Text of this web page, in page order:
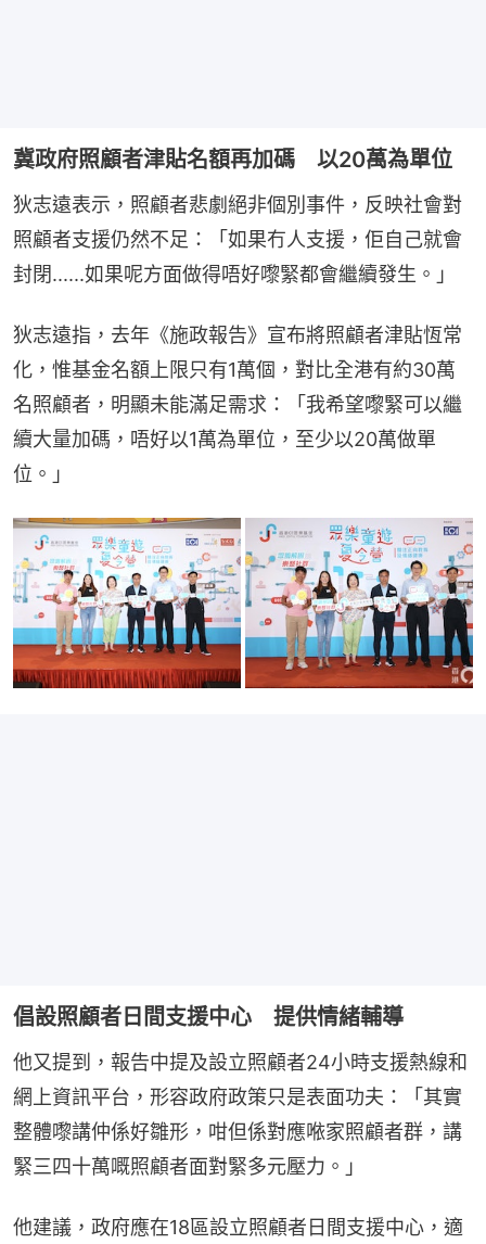
冀政府照顧者津貼名額再加碼 以20萬為單位
狄志遠表示，照顧者悲劇絕非個別事件，反映社會對
照顧者支援仍然不足：「如果冇人支援，佢自己就會
封閉......如果呢方面做得唔好嚟緊都會繼續發生。」
狄志遠指，去年《施政報告》宣布將照顧者津貼恆常
化，惟基金名額上限只有1萬個，對比全港有約30萬
名照顧者，明顯未能滿足需求：「我希望嚟緊可以繼
續大量加碼，唔好以1萬為單位，至少以20萬做單
位。」
倡設照顧者日間支援中心 提供情緒輔導
他又提到，報告中提及設立照顧者24小時支援熱線和
網上資訊平台，形容政府政策只是表面功夫：「其實
整體嚟講仲係好雛形，咁但係對應𠵱家照顧者群，講
緊三四十萬嘅照顧者面對緊多元壓力。」
他建議，政府應在18區設立照顧者日間支援中心，適